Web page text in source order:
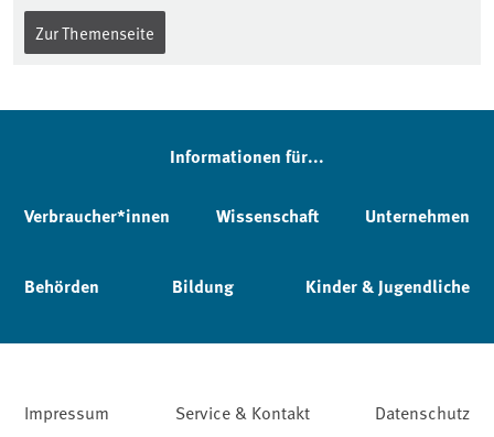
Zur Themenseite
Informationen für...
Verbraucher*innen Wissenschaft Unternehmen
Behörden Bildung Kinder & Jugendliche
Impressum Service & Kontakt
Datenschutz